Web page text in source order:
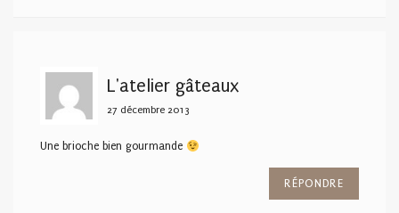
L'atelier gâteaux
27 décembre 2013
Une brioche bien gourmande
RÉPONDRE